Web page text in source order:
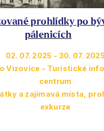
prohlídky po
pálenicích
02. 07. 2025 - 30. 07.
Vizovice - Turistické
centrum
a zajímavá místa
exkurze